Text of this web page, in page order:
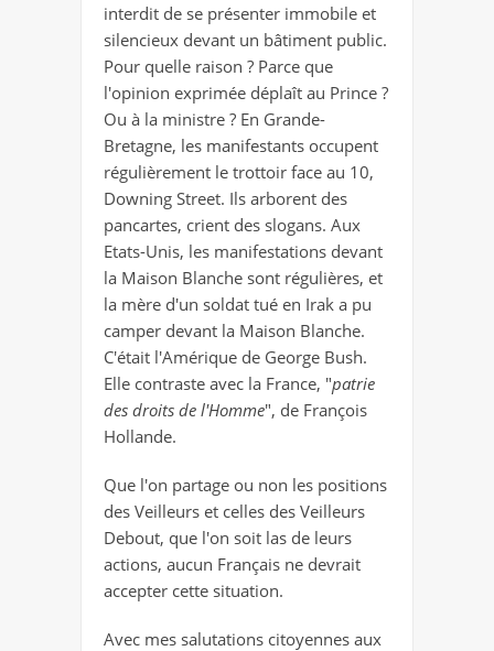
interdit de se présenter immobile et
silencieux devant un bâtiment public.
Pour quelle raison ? Parce que
l'opinion exprimée déplaît au Prince ?
Ou à la ministre ? En Grande-
Bretagne, les manifestants occupent
régulièrement le trottoir face au 10,
Downing Street. Ils arborent des
pancartes, crient des slogans. Aux
Etats-Unis, les manifestations devant
la Maison Blanche sont régulières, et
la mère d'un soldat tué en Irak a pu
camper devant la Maison Blanche.
C'était l'Amérique de George Bush.
Elle contraste avec la France, "patrie
des droits de l'Homme", de François
Hollande.
Que l'on partage ou non les positions
des Veilleurs et celles des Veilleurs
Debout, que l'on soit las de leurs
actions, aucun Français ne devrait
accepter cette situation.
Avec mes salutations citoyennes aux